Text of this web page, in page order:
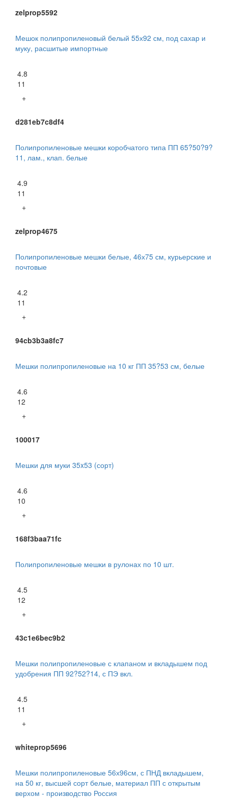
zelprop5592
Мешок полипропиленовый белый 55х92 см, под сахар и
муку, расшитые импортные
4.8
11
+
d281eb7c8df4
Полипропиленовые мешки коробчатого типа ПП 65?50?9?
11, лам., клап. белые
4.9
11
+
zelprop4675
Полипропиленовые мешки белые, 46х75 см, курьерские и
почтовые
4.2
11
+
94cb3b3a8fc7
Мешки полипропиленовые на 10 кг ПП 35?53 см, белые
4.6
12
+
100017
Мешки для муки 35x53 (сорт)
4.6
10
+
168f3baa71fc
Полипропиленовые мешки в рулонах по 10 шт.
4.5
12
+
43c1e6bec9b2
Мешки полипропиленовые с клапаном и вкладышем под
удобрения ПП 92?52?14, с ПЭ вкл.
4.5
11
+
whiteprop5696
Мешки полипропиленовые 56х96см, с ПНД вкладышем,
на 50 кг, высшей сорт белые, материал ПП с открытым
верхом - производство Россия